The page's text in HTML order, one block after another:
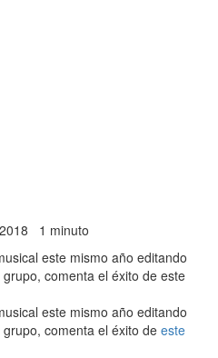
1 minuto
este mismo año editando
comenta el éxito de este
este mismo año editando
comenta el éxito de este